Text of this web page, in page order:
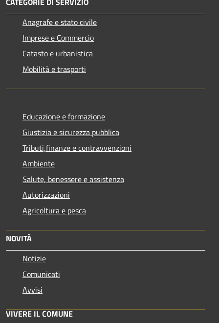
Anagrafe e stato civile
Imprese e Commercio
Catasto e urbanistica
Mobilità e trasporti
Educazione e formazione
Giustizia e sicurezza pubblica
Tributi,finanze e contravvenzioni
Ambiente
Salute, benessere e assistenza
Autorizzazioni
Agricoltura e pesca
NOVITÀ
Notizie
Comunicati
Avvisi
VIVERE IL COMUNE